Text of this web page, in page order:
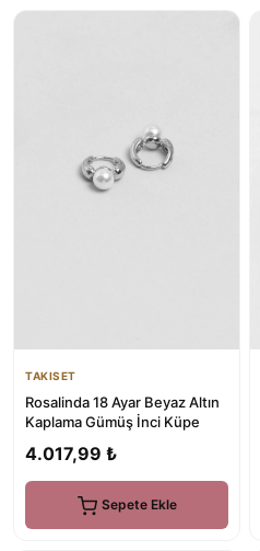
TAKISET
Rosalinda 18 Ayar Beyaz Altın
Kaplama Gümüş İnci Küpe
4.017,99 ₺
Sepete Ekle